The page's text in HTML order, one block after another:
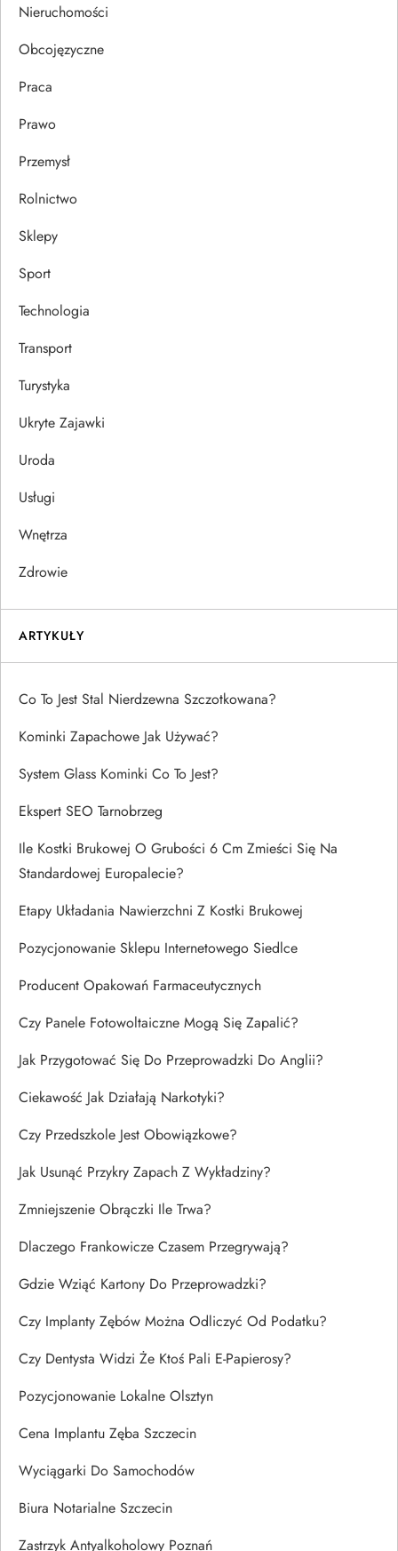
u
Nieruchomości
Obcojęzyczne
Praca
Prawo
Przemysł
Rolnictwo
Sklepy
Sport
Technologia
Transport
Turystyka
Ukryte Zajawki
Uroda
Usługi
Wnętrza
Zdrowie
ARTYKUŁY
Co To Jest Stal Nierdzewna Szczotkowana?
Kominki Zapachowe Jak Używać?
System Glass Kominki Co To Jest?
Ekspert SEO Tarnobrzeg
Ile Kostki Brukowej O Grubości 6 Cm Zmieści Się Na
Standardowej Europalecie?
Etapy Układania Nawierzchni Z Kostki Brukowej
Pozycjonowanie Sklepu Internetowego Siedlce
Producent Opakowań Farmaceutycznych
Czy Panele Fotowoltaiczne Mogą Się Zapalić?
Jak Przygotować Się Do Przeprowadzki Do Anglii?
Ciekawość Jak Działają Narkotyki?
Czy Przedszkole Jest Obowiązkowe?
Jak Usunąć Przykry Zapach Z Wykładziny?
Zmniejszenie Obrączki Ile Trwa?
Dlaczego Frankowicze Czasem Przegrywają?
Gdzie Wziąć Kartony Do Przeprowadzki?
Czy Implanty Zębów Można Odliczyć Od Podatku?
Czy Dentysta Widzi Że Ktoś Pali E-Papierosy?
Pozycjonowanie Lokalne Olsztyn
Cena Implantu Zęba Szczecin
Wyciągarki Do Samochodów
Biura Notarialne Szczecin
Zastrzyk Antyalkoholowy Poznań